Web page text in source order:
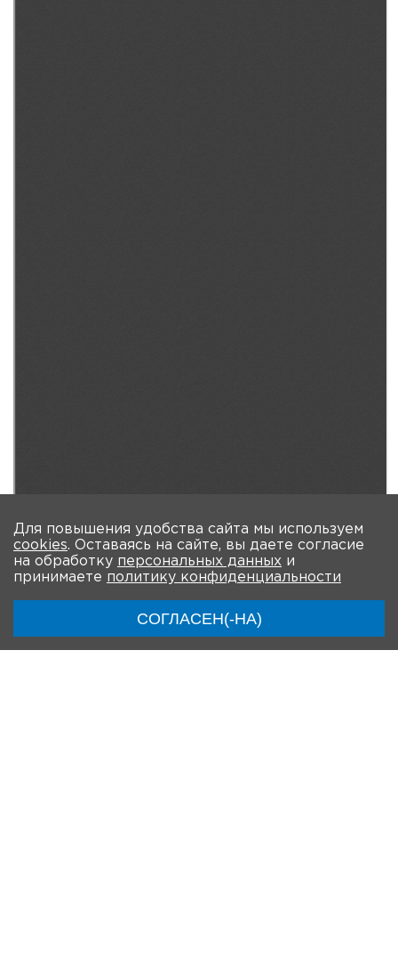
Для повышения удобства сайта мы используем
cookies. Оставаясь на сайте, вы даете согласие
на обработку персональных данных и
принимаете политику конфиденциальности
СОГЛАСЕН(-НА)